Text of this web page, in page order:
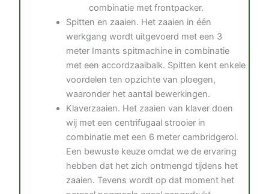
combinatie met frontpacker.
Spitten en zaaien. Het zaaien in één
werkgang wordt uitgevoerd met een 3
meter Imants spitmachine in combinatie
met een accordzaaibalk. Spitten kent enkele
voordelen ten opzichte van ploegen,
waaronder het aantal bewerkingen.
Klaverzaaien. Het zaaien van klaver doen
wij met een centrifugaal strooier in
combinatie met een 6 meter cambridgerol.
Een bewuste keuze omdat we de ervaring
hebben dat het zich ontmengd tijdens het
zaaien. Tevens wordt op dat moment het